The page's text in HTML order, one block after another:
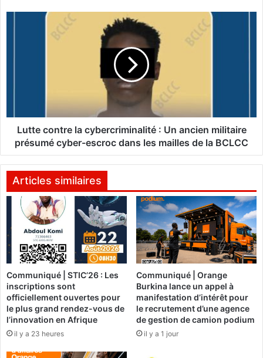
o
e
l
h
o
m
m
e
,
d
t
l
a
y
r
i
m
i
n
a
l
i
t
Lutte contre la cybercriminalité : Un ancien militaire
présumé cyber-escroc dans les mailles de la BCLCC
Articles similaires
Communiqué | STIC’26 : Les
inscriptions sont
officiellement ouvertes pour
le plus grand rendez-vous de
l’innovation en Afrique
il y a 23 heures
Communiqué | Orange
Burkina lance un appel à
manifestation d’intérêt pour
le recrutement d’une agence
de gestion de camion podium
il y a 1 jour